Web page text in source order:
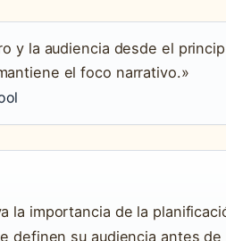
y la audiencia desde el
el foco narrativo.»
la importancia de la
definen su audiencia antes